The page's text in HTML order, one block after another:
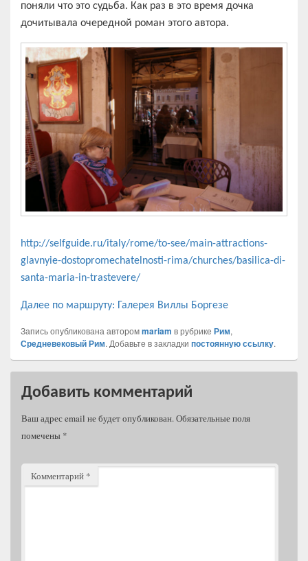
поняли что это судьба. Как раз в это время дочка
дочитывала очередной роман этого автора.
http://selfguide.ru/italy/rome/to-see/main-attractions-
glavnyie-dostopromechatelnosti-rima/churches/basilica-di-
santa-maria-in-trastevere/
Далее по маршруту: Галерея Виллы Боргезе
Запись опубликована авторомmariam в рубрике Рим,
Средневековый Рим. Добавьте в закладки постоянную ссылку.
Добавить комментарий
Ваш адрес email не будет опубликован.Обязательные поля
помечены *
Комментарий *